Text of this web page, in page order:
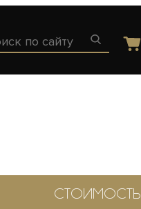
СТОИМОСТЬ